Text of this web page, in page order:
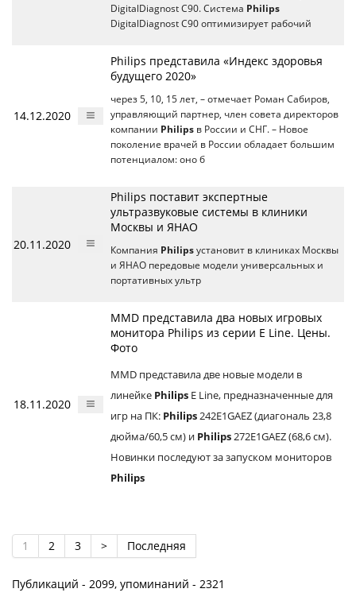
DigitalDiagnost С90. Система Philips
DigitalDiagnost С90 оптимизирует рабочий
14.12.2020
Philips представила «Индекс здоровья
будущего 2020»
через 5, 10, 15 лет, – отмечает Роман Сабиров,
управляющий партнер, член совета директоров
компании Philips в России и СНГ. – Новое
поколение врачей в России обладает большим
потенциалом: оно б
20.11.2020
Philips поставит экспертные
ультразвуковые системы в клиники
Москвы и ЯНАО
Компания Philips установит в клиниках Москвы
и ЯНАО передовые модели универсальных и
портативных ультр
18.11.2020
MMD представила два новых игровых
монитора Philips из серии E Line. Цены.
Фото
MMD представила две новые модели в
линейке Philips E Line, предназначенные для
игр на ПК: Philips242E1GAEZ (диагональ 23,8
дюйма/60,5 см) и Philips272E1GAEZ (68,6 см).
Новинки последуют за запуском мониторов
Philips
1 2 3 > Последняя
Публикаций - 2099, упоминаний - 2321